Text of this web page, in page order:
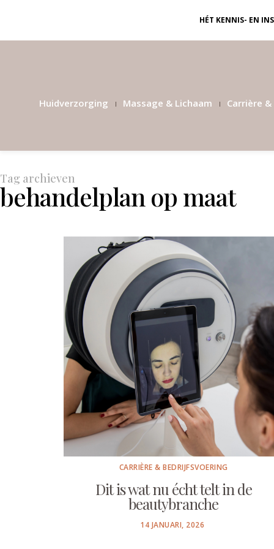
HÉT KENNIS- EN
Huidverzorging Massage & Lichaam Carrière
Tag archieven
behandelplan op maat
CARRIÈRE & BEDRIJFSVOERING
Dit is wat nu écht telt in de
beautybranche
POSTED
14 JANUARI, 2026